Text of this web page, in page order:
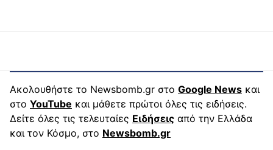
Ακολουθήστε το Newsbomb.gr στο Google News και
στο YouTube και μάθετε πρώτοι όλες τις ειδήσεις.
Δείτε όλες τις τελευταίες Ειδήσεις από την Ελλάδα
και τον Κόσμο, στο Newsbomb.gr